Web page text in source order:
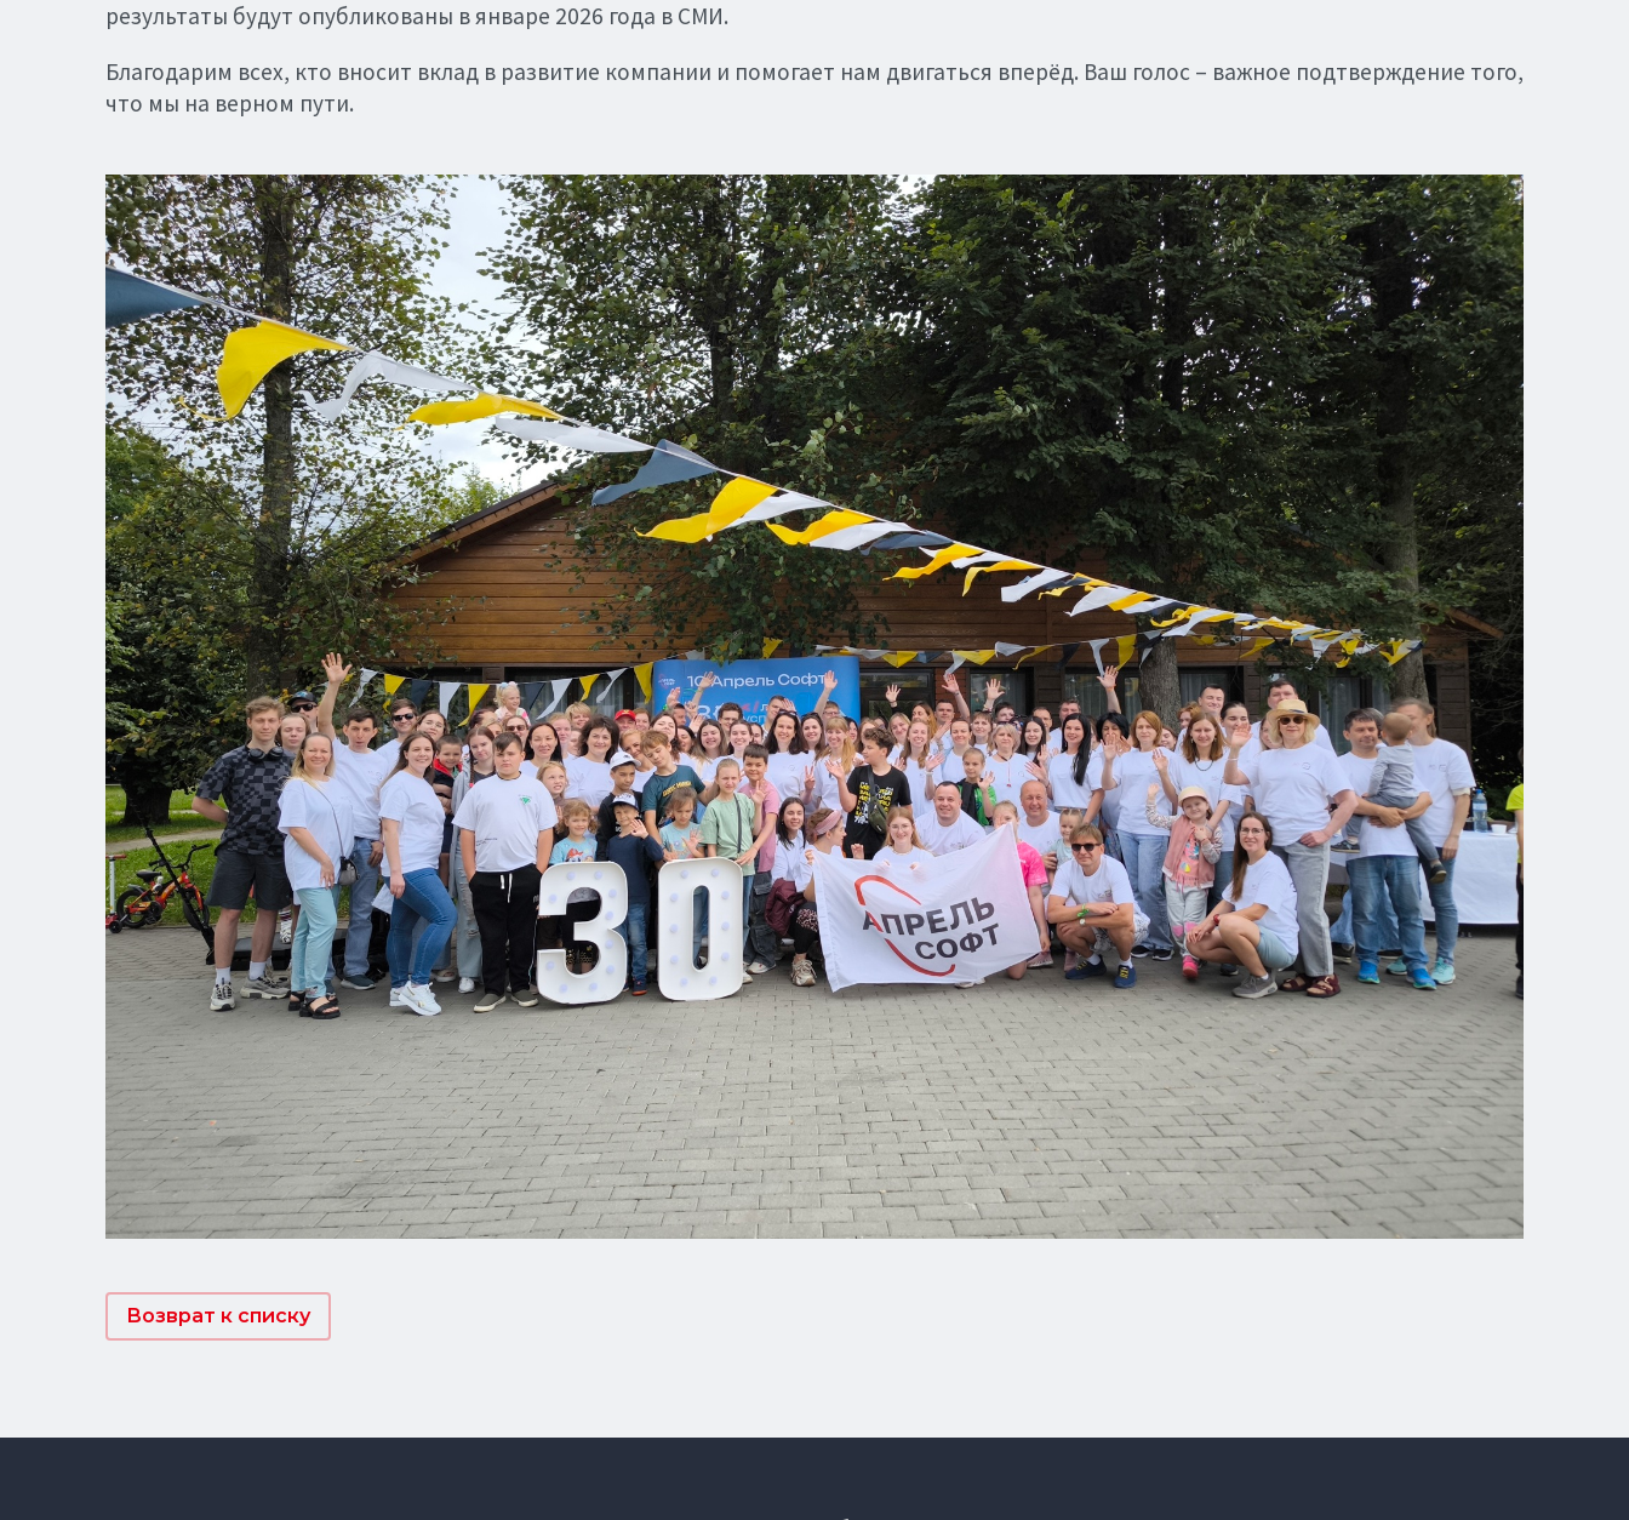
результаты будут опубликованы в январе 2026 года в СМИ.
Благодарим всех, кто вносит вклад в развитие компании и помогает нам двигаться вперёд. Ваш голос – важное подтверждение того,
что мы на верном пути.
Возврат к списку